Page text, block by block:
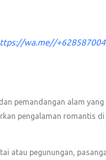
wa.me//
pemandangan alam
pengalaman romantis di
atau pegunungan,